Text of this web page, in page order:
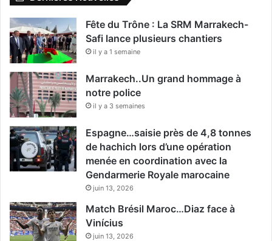
Fête du Trône : La SRM Marrakech-
Safi lance plusieurs chantiers
il y a 1 semaine
Marrakech..Un grand hommage à
notre police
il y a 3 semaines
Espagne…saisie près de 4,8 tonnes
de hachich lors d’une opération
menée en coordination avec la
Gendarmerie Royale marocaine
juin 13, 2026
Match Brésil Maroc…Diaz face à
Vinícius
juin 13, 2026